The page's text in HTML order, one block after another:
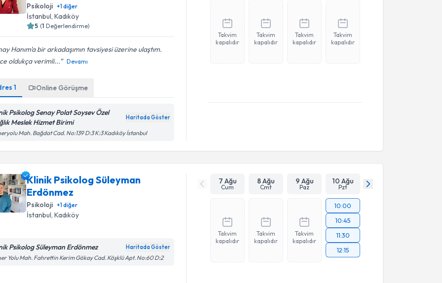
Psikoloji +1diğer
İstanbul, Kadıköy
5 (1 Değerlendirme)
Hanım'a bir arkadaşımın tavsiyesi üzerine ulaştım.
oldukça verimli...
Devamı
1 Online Görüşme
Psikolog Senay Polat Soysev Özel
Meslek Hizmet Birimi
Haritada Göster
Mah. Bağdat Cad. No:139 D:3 K:3 Kadıköy İstanbul
Takvim
kapalıdır
Takvim
kapalıdır
Takvim
kapalıdır
Takvim
kapalıdır
Klinik Psikolog Süleyman
Erdönmez
Psikoloji +1diğer
İstanbul, Kadıköy
Psikolog Süleyman Erdönmez Haritada Göster
Yolu Mah. Fahrettin Kerim Gökay Cad. Köşklü Apt. No:60 D:2
7 Ağu
Cum
8 Ağu
Cmt
9 Ağu
Paz
10 Ağu
Pzt
Takvim
kapalıdır
Takvim
kapalıdır
Takvim
kapalıdır
10:00
10:45
11:30
12:15